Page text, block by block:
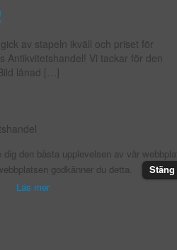
av stapeln ikväll och priset för
Antikvitetshandel! Vi tackar för den
lånad […]
den bästa upplevelsen av vår
godkänner du detta.
Stäng
Läs mer